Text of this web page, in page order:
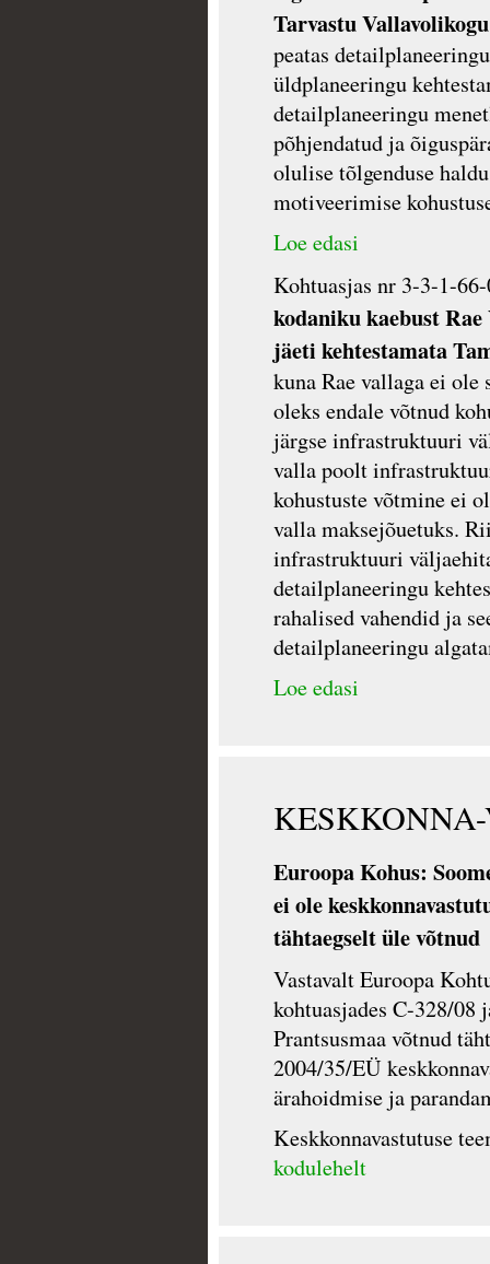
Tarvastu
peatas
üldplaneeringu
detailplaneeringu
põhjendatud ja
olulise tõlgenduse
motiveerimise
Loe edasi
Kohtuasjas nr 3-3-1-
kodaniku kaebust
jäeti kehtestamata
kuna Rae vallaga ei
oleks endale võtnud
järgse infrastruktuuri
valla poolt
kohustuste võtmine ei
valla maksejõuetuks.
infrastruktuuri
detailplaneeringu
rahalised vahendid ja
detailplaneeringu
Loe edasi
Euroopa Kohus:
ei ole
tähtaegselt üle võtnud
Vastavalt Euroopa
kohtuasjades C-328/08
Prantsusmaa võtnud
2004/35/EÜ
ärahoidmise ja
Keskkonnavastutuse
kodulehelt